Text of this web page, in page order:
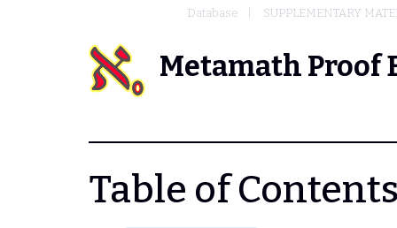
Database SUPPLEMENTARY
Metamath Proof
Table of